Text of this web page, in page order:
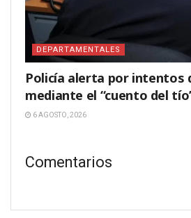
DEPARTAMENTALES
Policía alerta por intentos
mediante el “cuento del
6 AGOSTO, 2026
Comentarios